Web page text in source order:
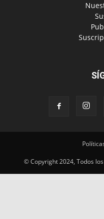
© Copyright 2024, Todos